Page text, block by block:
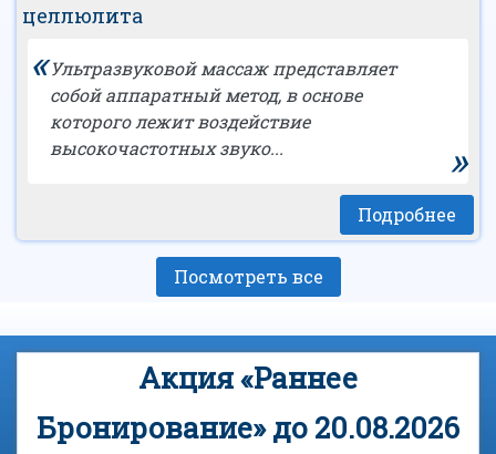
целлюлита
«Ультразвуковой массаж представляет
собой аппаратный метод, в основе
которого лежит воздействие
высокочастотных звуко...
»
Подробнее
Посмотреть все
Акция «Раннее
Бронирование» до 20.08.2026